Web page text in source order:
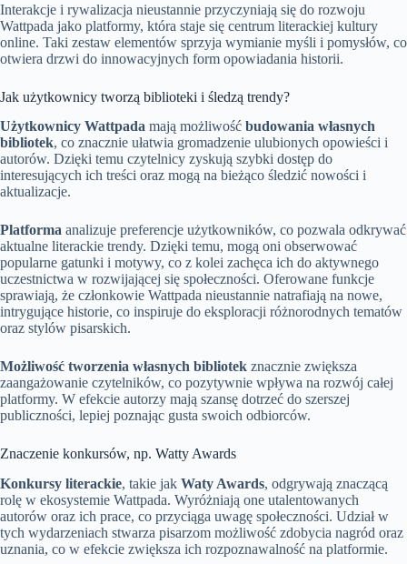
Interakcje i rywalizacja nieustannie przyczyniają się do rozwoju
Wattpada jako platformy, która staje się centrum literackiej kultury
online. Taki zestaw elementów sprzyja wymianie myśli i pomysłów, co
otwiera drzwi do innowacyjnych form opowiadania historii.
Jak użytkownicy tworzą biblioteki i śledzą trendy?
Użytkownicy Wattpada mają możliwość budowania własnych
bibliotek, co znacznie ułatwia gromadzenie ulubionych opowieści i
autorów. Dzięki temu czytelnicy zyskują szybki dostęp do
interesujących ich treści oraz mogą na bieżąco śledzić nowości i
aktualizacje.
Platforma analizuje preferencje użytkowników, co pozwala odkrywać
aktualne literackie trendy. Dzięki temu, mogą oni obserwować
popularne gatunki i motywy, co z kolei zachęca ich do aktywnego
uczestnictwa w rozwijającej się społeczności. Oferowane funkcje
sprawiają, że członkowie Wattpada nieustannie natrafiają na nowe,
intrygujące historie, co inspiruje do eksploracji różnorodnych tematów
oraz stylów pisarskich.
Możliwość tworzenia własnych bibliotek znacznie zwiększa
zaangażowanie czytelników, co pozytywnie wpływa na rozwój całej
platformy. W efekcie autorzy mają szansę dotrzeć do szerszej
publiczności, lepiej poznając gusta swoich odbiorców.
Znaczenie konkursów, np. Watty Awards
Konkursy literackie, takie jak Waty Awards, odgrywają znaczącą
rolę w ekosystemie Wattpada. Wyróżniają one utalentowanych
autorów oraz ich prace, co przyciąga uwagę społeczności. Udział w
tych wydarzeniach stwarza pisarzom możliwość zdobycia nagród oraz
uznania, co w efekcie zwiększa ich rozpoznawalność na platformie.